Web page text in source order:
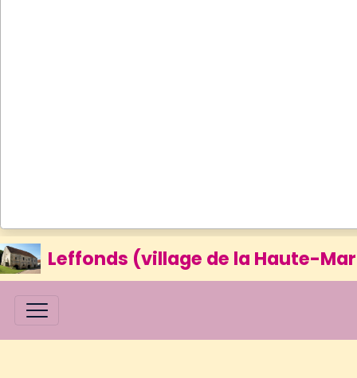
Leffonds (village de la Haute-